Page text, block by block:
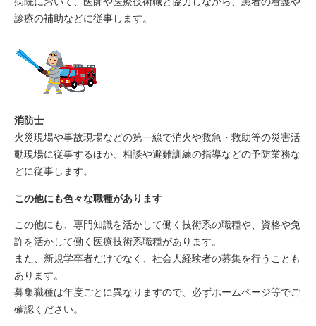
診療の補助などに従事します。
消防士
火災現場や事故現場などの第一線で消火や救急・救助等の災害活
動現場に従事するほか、相談や避難訓練の指導などの予防業務な
どに従事します。
この他にも色々な職種があります
この他にも、専門知識を活かして働く技術系の職種や、資格や免
許を活かして働く医療技術系職種があります。
また、新規学卒者だけでなく、社会人経験者の募集を行うことも
あります。
募集職種は年度ごとに異なりますので、必ずホームページ等でご
確認ください。